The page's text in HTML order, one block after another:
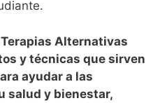
Alternativas
y técnicas que sirven
ayudar a las
salud y bienestar,